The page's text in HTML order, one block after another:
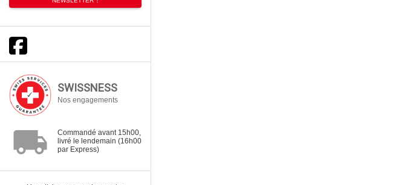
SWISSNESS
Nos engagements
local_shipping
Commandé avant 15h00,
livré le lendemain (16h00
par Express)